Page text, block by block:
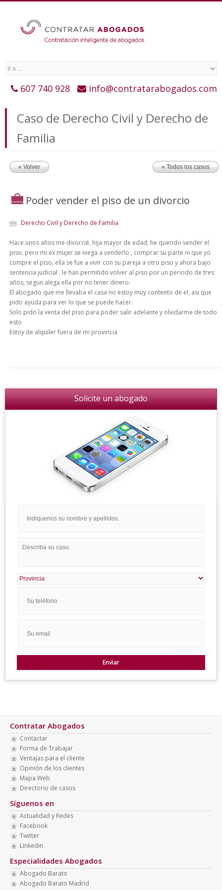
607 740 928 info@contratarabogados.com
Caso de Derecho Civil y Derecho de
Familia
« Volver « Todos los casos
Poder vender el piso de un divorcio
Derecho Civil y Derecho de Familia
Hace unos años me divorcié, hija mayor de edad, he querido vender el
piso, pero mi ex mujer se niega a venderlo , comprar su parte ni que yo
compre el piso, ella se fue a vivir con su pareja a otro piso y ahora bajo
sentencia judicial , le han permitido volver al piso por un periodo de tres
años, segun alega ella por no tener dinero.
El abogado que me llevaba el casa no estoy muy contento de el, asi que
pido ayuda para ver lo que se puede hacer.
Solo pido la venta del piso para poder salir adelante y olvidarme de todo
esto
Estoy de alquiler fuera de mi provincia
Solicite un abogado
Contratar Abogados
Contactar
Forma de Trabajar
Ventajas para el cliente
Opinión de los clientes
Mapa Web
Directorio de casos
Síguenos en
Actualidad y Redes
Facebook
Twitter
Linkedin
Especialidades Abogados
Abogado Barato
Abogado Barato Madrid